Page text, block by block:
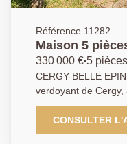
Référence 11282
Maison 5
330 000 € 5 pièces
CERGY-BELLE
verdoyant de Cergy,
proche des écoles, de
un cadre de vie
cette charmante
CONSULTER